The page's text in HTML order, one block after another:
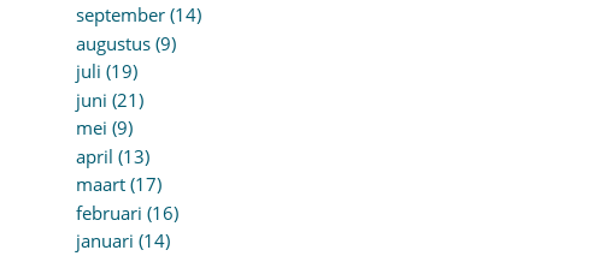
september (14)
augustus (9)
juli (19)
juni (21)
mei (9)
april (13)
maart (17)
februari (16)
januari (14)